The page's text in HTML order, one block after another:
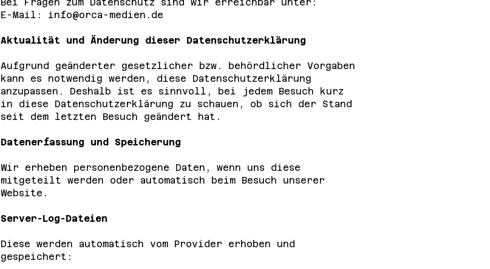
Bei Fragen zum Datenschutz sind wir erreichbar unter:
E-Mail: info@orca-medien.de
Aktualität und Änderung dieser Datenschutzerklärung
Aufgrund geänderter gesetzlicher bzw. behördlicher Vorgaben
kann es notwendig werden, diese Datenschutzerklärung
anzupassen. Deshalb ist es sinnvoll, bei jedem Besuch kurz
in diese Datenschutzerklärung zu schauen, ob sich der Stand
seit dem letzten Besuch geändert hat.
Datenerfassung und Speicherung
Wir erheben personenbezogene Daten, wenn uns diese
mitgeteilt werden oder automatisch beim Besuch unserer
Website.
Server-Log-Dateien
Diese werden automatisch vom Provider erhoben und
gespeichert: